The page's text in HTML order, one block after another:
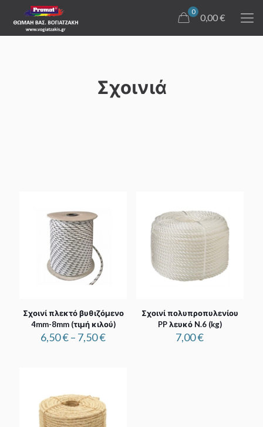
0
0,00 €
Σχοινιά
Σχοινί πλεκτό βυθιζόμενο
4mm-8mm (τιμή κιλού)
6,50€– 7,50€Price
Σχοινί πολυπροπυλενίου
PP λευκό N.6 (kg)
7,00€